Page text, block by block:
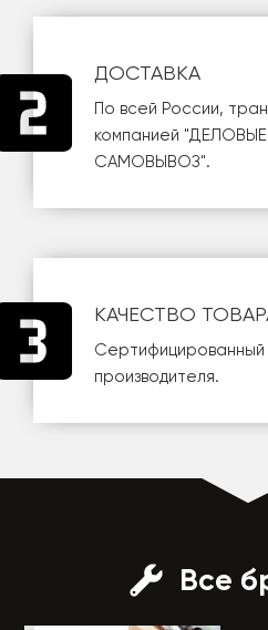
ДОСТАВКА
По всей России,
компанией
САМОВЫВОЗ".
КАЧЕСТВО
Сертифицированный
производителя.
Все